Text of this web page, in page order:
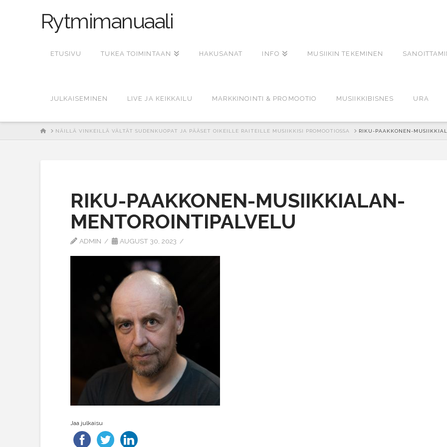
Rytmimanuaali
ETUSIVU TUKEA TOIMINTAAN HAKUSANAT INFO MUSIIKIN TEKEMINEN
JULKAISEMINEN LIVE JA KEIKKAILU MARKKINOINTI & PROMOOTIO MUSIIKKIBISNES URA
HOMENÄILLÄ VINKEILLÄ VÄLTÄT SUDENKUOPAT JA PÄÄSET OIKEILLE RAITEILLE MUSIIKKISI PROMOOTIOSSA RIKU-PAAKKONEN-
RIKU-PAAKKONEN-MUSIIKKIALAN-
MENTOROINTIPALVELU
ADMIN AUGUST 30, 2023
Jaa julkaisu